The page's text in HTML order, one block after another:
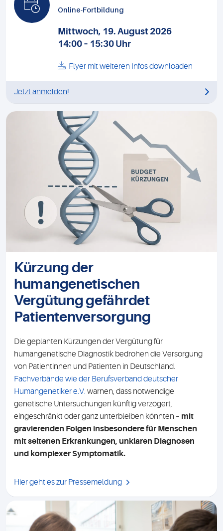
Online-Fortbildung
Mittwoch, 19. August 2026
14:00 – 15:30 Uhr
Flyer mit weiteren Infos downloaden
Jetzt anmelden!
Kürzung der
humangenetischen
Vergütung gefährdet
Patientenversorgung
Die geplanten Kürzungen der Vergütung für
humangenetische Diagnostik bedrohen die Versorgung
von Patientinnen und Patienten in Deutschland.
Fachverbände wie der Berufsverband deutscher
Humangenetiker e.V. warnen, dass notwendige
genetische Untersuchungen künftig verzögert,
eingeschränkt oder ganz unterbleiben könnten – mit
gravierenden Folgen insbesondere für Menschen
mit seltenen Erkrankungen, unklaren Diagnosen
und komplexer Symptomatik.
Hier geht es zur Pressemeldung